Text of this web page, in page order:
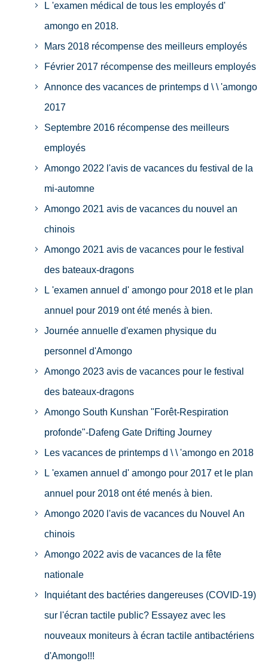
L 'examen médical de tous les employés d'
amongo en 2018.
Mars 2018 récompense des meilleurs employés
Février 2017 récompense des meilleurs employés
Annonce des vacances de printemps d \ \ 'amongo
2017
Septembre 2016 récompense des meilleurs
employés
Amongo 2022 l'avis de vacances du festival de la
mi-automne
Amongo 2021 avis de vacances du nouvel an
chinois
Amongo 2021 avis de vacances pour le festival
des bateaux-dragons
L 'examen annuel d' amongo pour 2018 et le plan
annuel pour 2019 ont été menés à bien.
Journée annuelle d'examen physique du
personnel d'Amongo
Amongo 2023 avis de vacances pour le festival
des bateaux-dragons
Amongo South Kunshan "Forêt-Respiration
profonde"-Dafeng Gate Drifting Journey
Les vacances de printemps d \ \ 'amongo en 2018
L 'examen annuel d' amongo pour 2017 et le plan
annuel pour 2018 ont été menés à bien.
Amongo 2020 l'avis de vacances du Nouvel An
chinois
Amongo 2022 avis de vacances de la fête
nationale
Inquiétant des bactéries dangereuses (COVID-19)
sur l'écran tactile public? Essayez avec les
nouveaux moniteurs à écran tactile antibactériens
d'Amongo!!!